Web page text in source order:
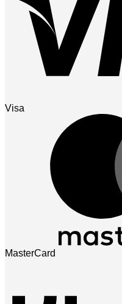
Visa
MasterCard